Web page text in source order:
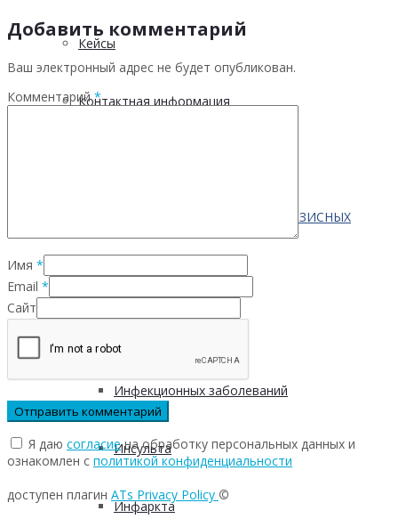
Кейсы
Контактная информация
ПО ВОПРОСАМ ПРЕОДОЛЕНИЯ КРИЗИСНЫХ
СИТУАЦИЙ
Инфекционных заболеваний
Инсульта
Инфаркта
Добавить комментарий
Ваш электронный адрес не будет опубликован.
Комментарий*
Имя *
Email *
Сайт
Я даю согласиена обработку персональных данных и
ознакомлен с политикой конфиденциальности
доступен плагин ATs Privacy Policy ©